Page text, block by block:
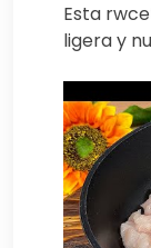
Esta
ligera y